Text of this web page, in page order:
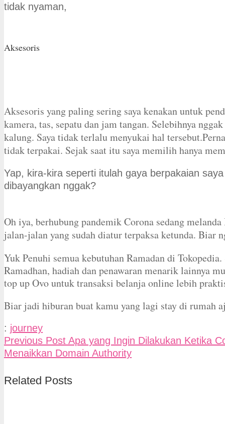
tidak nyaman,
Aksesoris
Aksesoris yang paling sering saya kenakan untuk
kamera, tas, sepatu dan jam tangan. Selebihnya
kalung. Saya tidak terlalu menyukai hal
tidak terpakai. Sejak saat itu saya memilih hanya
Yap, kira-kira seperti itulah gaya berpakaian
dibayangkan nggak?
Oh iya, berhubung pandemik Corona sedang
jalan-jalan yang sudah diatur terpaksa ketunda. Biar
Yuk Penuhi semua kebutuhan Ramadan di
Ramadhan, hadiah dan penawaran menarik lainnya
top up Ovo untuk transaksi belanja online lebih
Biar jadi hiburan buat kamu yang lagi stay di rumah
: journey
Previous Post Apa yang Ingin Dilakukan Ketika
Menaikkan Domain Authority
Related Posts